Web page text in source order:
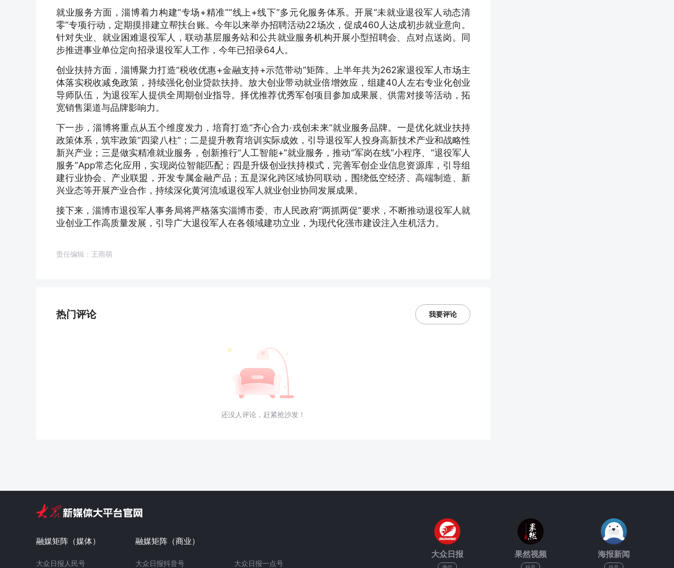
就业服务方面，淄博着力构建“专场+精准”“线上+线下”多元化服务体系。开展“未就业退役军人动态清
零”专项行动，定期摸排建立帮扶台账。今年以来举办招聘活动22场次，促成460人达成初步就业意向。
针对失业、就业困难退役军人，联动基层服务站和公共就业服务机构开展小型招聘会、点对点送岗。同
步推进事业单位定向招录退役军人工作，今年已招录64人。
创业扶持方面，淄博聚力打造“税收优惠+金融支持+示范带动”矩阵。上半年共为262家退役军人市场主
体落实税收减免政策，持续强化创业贷款扶持。放大创业带动就业倍增效应，组建40人左右专业化创业
导师队伍，为退役军人提供全周期创业指导。择优推荐优秀军创项目参加成果展、供需对接等活动，拓
宽销售渠道与品牌影响力。
下一步，淄博将重点从五个维度发力，培育打造“齐心合力·戎创未来”就业服务品牌。一是优化就业扶持
政策体系，筑牢政策“四梁八柱”；二是提升教育培训实际成效，引导退役军人投身高新技术产业和战略性
新兴产业；三是做实精准就业服务，创新推行“人工智能+”就业服务，推动“军岗在线”小程序、“退役军人
服务”App常态化应用，实现岗位智能匹配；四是升级创业扶持模式，完善军创企业信息资源库，引导组
建行业协会、产业联盟，开发专属金融产品；五是深化跨区域协同联动，围绕低空经济、高端制造、新
兴业态等开展产业合作，持续深化黄河流域退役军人就业创业协同发展成果。
接下来，淄博市退役军人事务局将严格落实淄博市委、市人民政府“两抓两促”要求，不断推动退役军人就
业创业工作高质量发展，引导广大退役军人在各领域建功立业，为现代化强市建设注入生机活力。
责任编辑：王雨萌
热门评论 我要评论
还没人评论，赶紧抢沙发！
融媒矩阵（媒体）
大众日报人民号
融媒矩阵（商业）
大众日报抖音号 大众日报一点号
大众日报 果然视频 海报新闻